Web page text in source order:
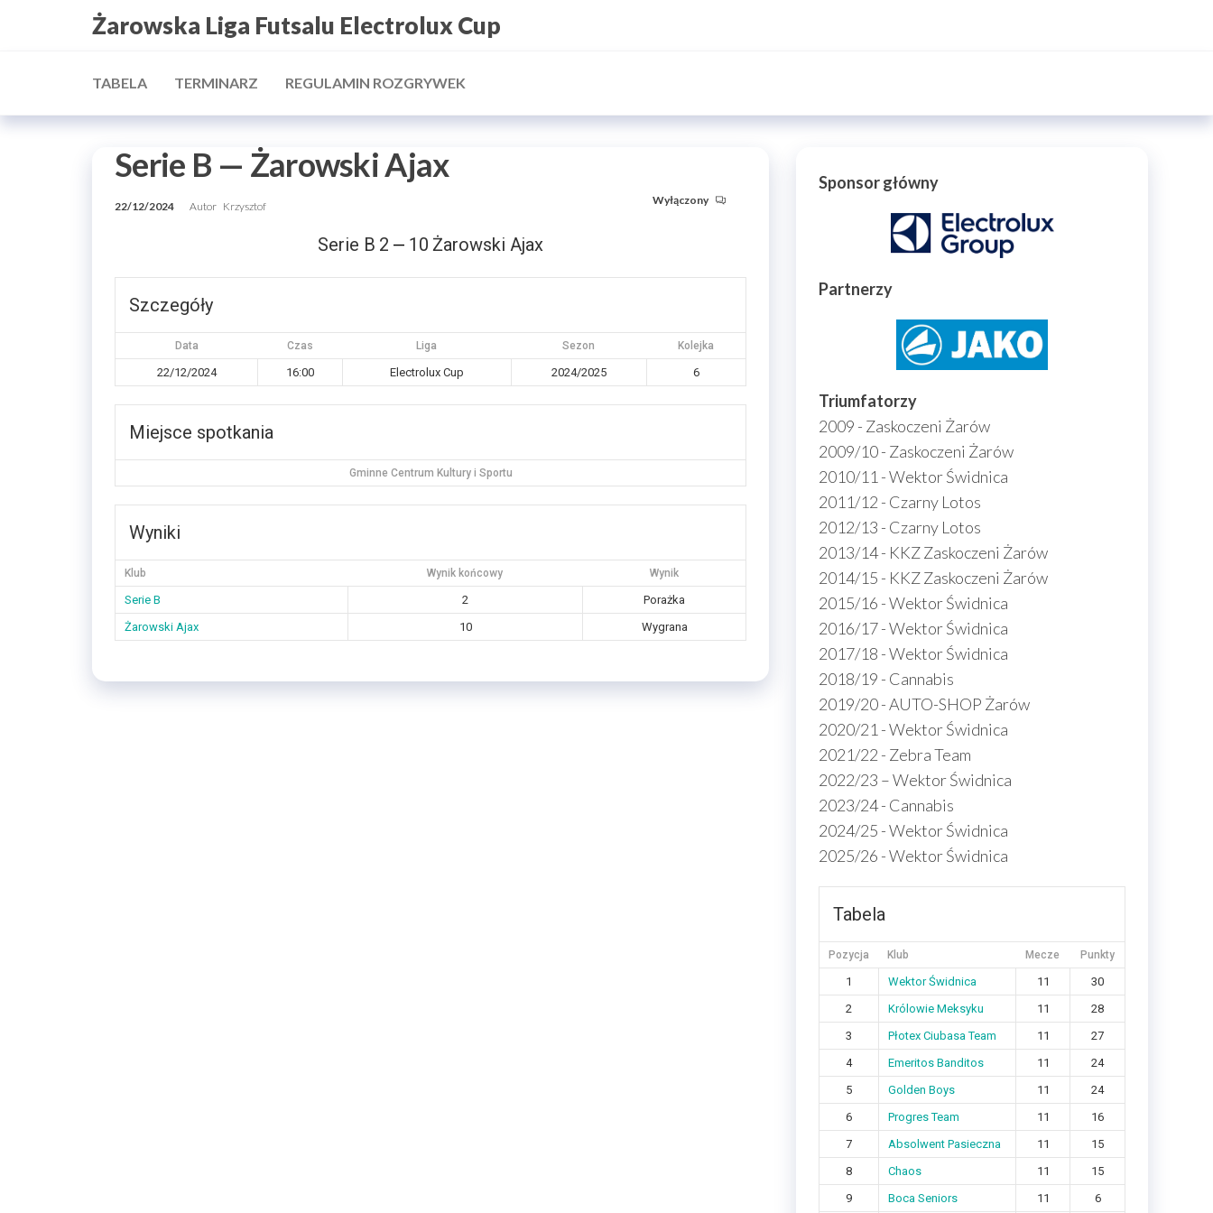
Żarowska Liga Futsalu Electrolux Cup
TABELA TERMINARZ REGULAMIN ROZGRYWEK
Serie B — Żarowski Ajax
22/12/2024 Autor Krzysztof Wyłączony
Serie B 2 — 10 Żarowski Ajax
Szczegóły
Data Czas Liga Sezon Kolejka
22/12/2024 16:00 Electrolux Cup 2024/2025 6
Miejsce spotkania
Gminne Centrum Kultury i Sportu
Wyniki
Klub Wynik końcowy Wynik
Serie B 2
Porażka
Żarowski Ajax
10 Wygrana
Sponsor główny
Partnerzy
Triumfatorzy
2009 - Zaskoczeni Żarów
2009/10 - Zaskoczeni Żarów
2010/11 - Wektor Świdnica
2011/12 - Czarny Lotos
2012/13 - Czarny Lotos
2013/14 - KKZ Zaskoczeni Żarów
2014/15 - KKZ Zaskoczeni Żarów
2015/16 - Wektor Świdnica
2016/17 - Wektor Świdnica
2017/18 - Wektor Świdnica
2018/19 - Cannabis
2019/20 - AUTO-SHOP Żarów
2020/21 - Wektor Świdnica
2021/22 - Zebra Team
2022/23 – Wektor Świdnica
2023/24 - Cannabis
2024/25 - Wektor Świdnica
2025/26 - Wektor Świdnica
Tabela
Pozycja Klub Mecze Punkty
1 Wektor Świdnica 11
30
2
Królowie Meksyku 11
28
3
Płotex Ciubasa Team 11
27
4
Emeritos Banditos 11
24
5
Golden Boys 11
24
6
Progres Team 11
16
7
Absolwent Pasieczna 11
15
8
Chaos 11
15
9
Boca Seniors 11 6